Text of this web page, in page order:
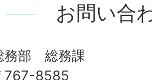
お問い合
務部 総務課
767-8585